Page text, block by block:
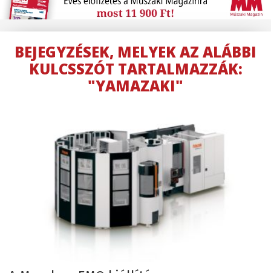
BEJEGYZÉSEK, MELYEK AZ ALÁBBI
KULCSSZÓT TARTALMAZZÁK:
"YAMAZAKI"